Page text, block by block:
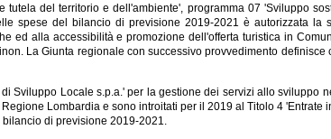
del territorio e dell'ambiente', programma 07 'Sviluppo
spese del bilancio di previsione 2019-2021 è autorizzata la
ed alla accessibilità e promozione dell'offerta turistica in
La Giunta regionale con successivo provvedimento definisce
Sviluppo Locale s.p.a.' per la gestione dei servizi allo sviluppo
Lombardia e sono introitati per il 2019 al Titolo 4 'Entrate
di previsione 2019-2021.